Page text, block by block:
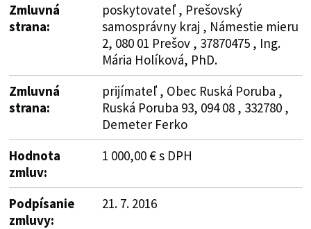
Zmluvná
strana:
poskytovateľ , Prešovský
samosprávny kraj , Námestie mieru
2, 080 01 Prešov , 37870475 , Ing.
Mária Holíková, PhD.
Zmluvná
strana:
prijímateľ , Obec Ruská Poruba ,
Ruská Poruba 93, 094 08 , 332780 ,
Demeter Ferko
Hodnota
zmluv:
1 000,00 € s DPH
Podpísanie
zmluvy:
21. 7. 2016